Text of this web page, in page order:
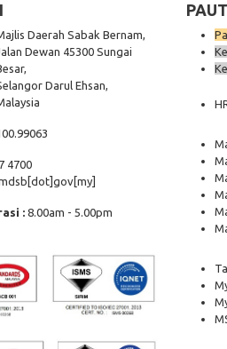
Daerah Sabak Bernam,
Dewan 45300 Sungai
Darul Ehsan,
4700
: 8.00am - 5.00pm